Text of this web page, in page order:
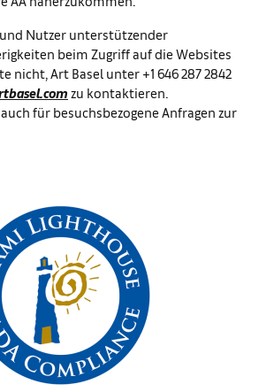
Nutzer unterstützender
beim Zugriff auf die Websites
nicht, Art Basel unter +1 646 287 2842
zu kontaktieren.
für besuchsbezogene Anfragen zur